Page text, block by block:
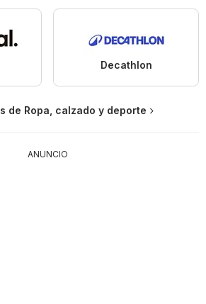
Decathlon
de Ropa, calzado y deporte
ANUNCIO